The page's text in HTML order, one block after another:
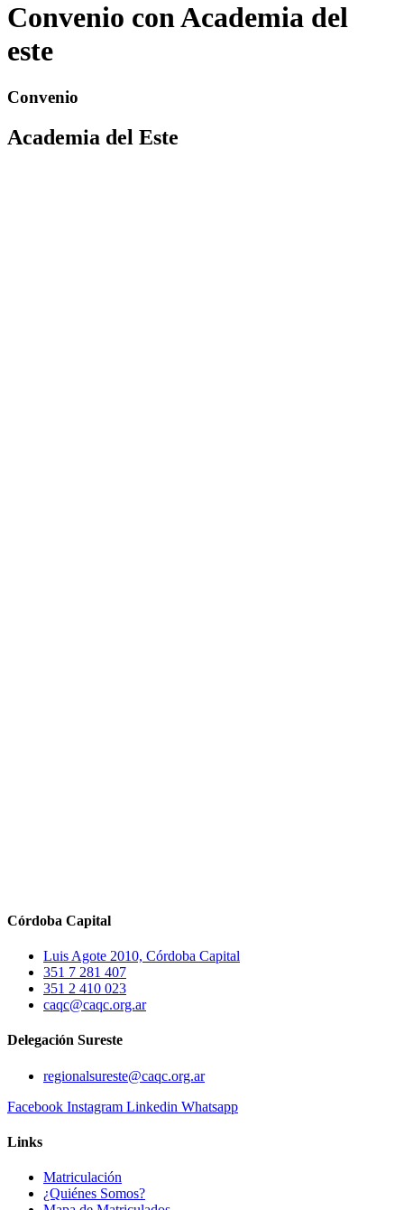
Convenio con Academia del
este
Convenio
Academia del Este
Córdoba Capital
Luis Agote 2010, Córdoba Capital
351 7 281 407
351 2 410 023
caqc@caqc.org.ar
Delegación Sureste
regionalsureste@caqc.org.ar
Facebook Instagram Linkedin Whatsapp
Links
Matriculación
¿Quiénes Somos?